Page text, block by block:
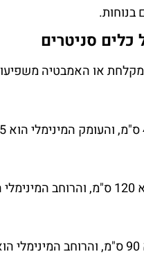
סניטרים
או האמבטיה